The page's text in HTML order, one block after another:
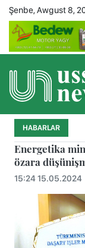
Şenbe, Awgust 8,
HABARLAR
Energetika
özara
15:24 15.05.2024